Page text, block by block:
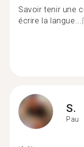
Savoir tenir une
écrire la langue...
S.
Pau